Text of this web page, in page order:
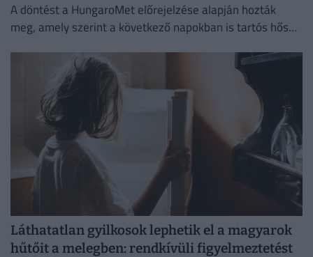
A döntést a HungaroMet előrejelzése alapján hozták
meg, amely szerint a következő napokban is tartós hőség
Láthatatlan gyilkosok lephetik el a magyarok
hűtőit a melegben: rendkívüli figyelmeztetést